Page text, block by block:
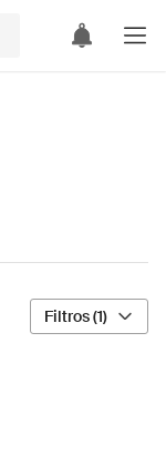
Filtros (1)